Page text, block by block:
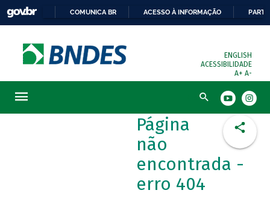
COMUNICA BR ACESSO À INFORMAÇÃO
ENGLISH
ACESSIBILIDADE
A+ A-
Busca
Página
não
encontrada -
erro 404